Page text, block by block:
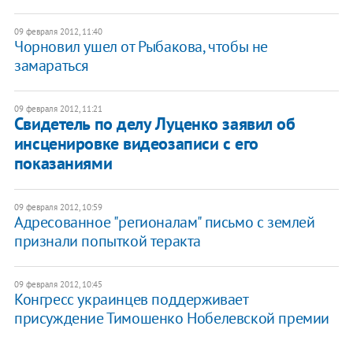
09 февраля 2012, 11:40
Чорновил ушел от Рыбакова, чтобы не
замараться
09 февраля 2012, 11:21
Свидетель по делу Луценко заявил об
инсценировке видеозаписи с его
показаниями
09 февраля 2012, 10:59
Адресованное "регионалам" письмо с землей
признали попыткой теракта
09 февраля 2012, 10:45
Конгресс украинцев поддерживает
присуждение Тимошенко Нобелевской премии